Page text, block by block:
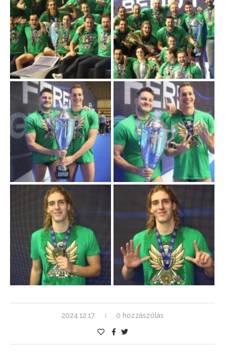
2024.12.17. 0 hozzászólás